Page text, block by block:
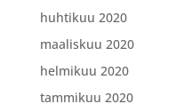
huhtikuu 2020
maaliskuu 2020
helmikuu 2020
tammikuu 2020